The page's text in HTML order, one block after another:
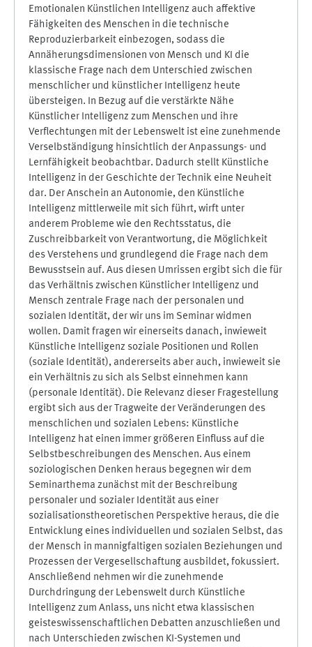
Emotionalen Künstlichen Intelligenz auch affektive
Fähigkeiten des Menschen in die technische
Reproduzierbarkeit einbezogen, sodass die
Annäherungsdimensionen von Mensch und KI die
klassische Frage nach dem Unterschied zwischen
menschlicher und künstlicher Intelligenz heute
übersteigen. In Bezug auf die verstärkte Nähe
Künstlicher Intelligenz zum Menschen und ihre
Verflechtungen mit der Lebenswelt ist eine zunehmende
Verselbständigung hinsichtlich der Anpassungs- und
Lernfähigkeit beobachtbar. Dadurch stellt Künstliche
Intelligenz in der Geschichte der Technik eine Neuheit
dar. Der Anschein an Autonomie, den Künstliche
Intelligenz mittlerweile mit sich führt, wirft unter
anderem Probleme wie den Rechtsstatus, die
Zuschreibbarkeit von Verantwortung, die Möglichkeit
des Verstehens und grundlegend die Frage nach dem
Bewusstsein auf. Aus diesen Umrissen ergibt sich die für
das Verhältnis zwischen Künstlicher Intelligenz und
Mensch zentrale Frage nach der personalen und
sozialen Identität, der wir uns im Seminar widmen
wollen. Damit fragen wir einerseits danach, inwieweit
Künstliche Intelligenz soziale Positionen und Rollen
(soziale Identität), andererseits aber auch, inwieweit sie
ein Verhältnis zu sich als Selbst einnehmen kann
(personale Identität). Die Relevanz dieser Fragestellung
ergibt sich aus der Tragweite der Veränderungen des
menschlichen und sozialen Lebens: Künstliche
Intelligenz hat einen immer größeren Einfluss auf die
Selbstbeschreibungen des Menschen. Aus einem
soziologischen Denken heraus begegnen wir dem
Seminarthema zunächst mit der Beschreibung
personaler und sozialer Identität aus einer
sozialisationstheoretischen Perspektive heraus, die die
Entwicklung eines individuellen und sozialen Selbst, das
der Mensch in mannigfaltigen sozialen Beziehungen und
Prozessen der Vergesellschaftung ausbildet, fokussiert.
Anschließend nehmen wir die zunehmende
Durchdringung der Lebenswelt durch Künstliche
Intelligenz zum Anlass, uns nicht etwa klassischen
geisteswissenschaftlichen Debatten anzuschließen und
nach Unterschieden zwischen KI-Systemen und